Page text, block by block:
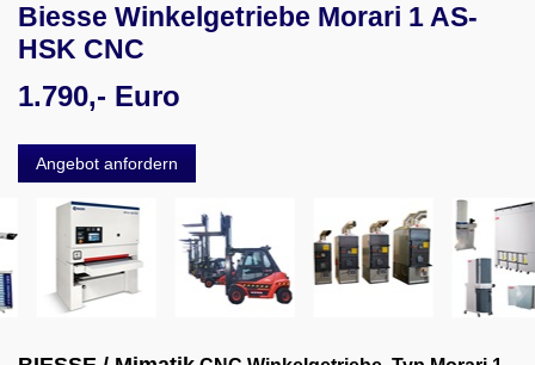
Maschinenankauf
Service
Wir über uns
06103-9744-0
Biesse Winkelgetriebe Morari 1 AS-
HSK CNC
1.790,- Euro
Angebot anfordern